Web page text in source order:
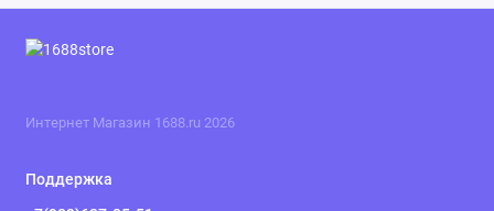
Интернет Магазин 1688.ru 2026
Поддержка